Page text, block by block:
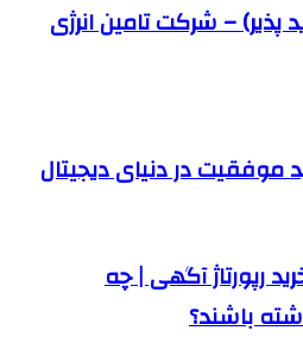
پذیر) – شرکت تامین انرژی
در دنیای دیجیتال
رپورتاژ آگهی | چه
باشند؟